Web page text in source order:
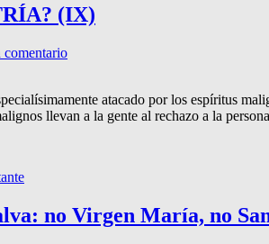
(IX)
comentario
atacado por los espíritus
llevan a la gente al rechazo a la
no Virgen María, no